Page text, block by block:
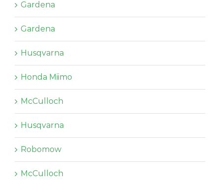
Gardena
Gardena
Husqvarna
Honda Miimo
McCulloch
Husqvarna
Robomow
McCulloch